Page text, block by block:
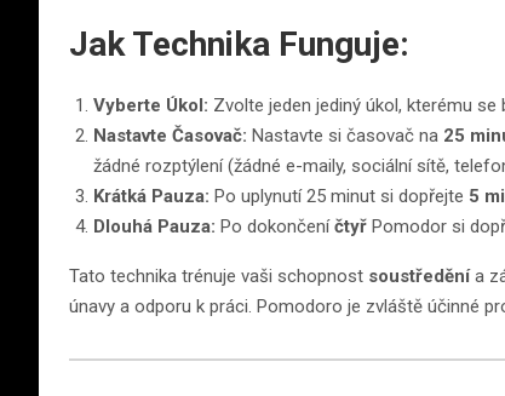
Jak Technika Funguje:
Vyberte Úkol: Zvolte jeden jediný úkol, kterému se
Nastavte Časovač: Nastavte si časovač na 25
žádné rozptýlení (žádné e-maily, sociální sítě,
Krátká Pauza: Po uplynutí 25 minut si dopřejte 5
Dlouhá Pauza: Po dokončeníčtyř Pomodor si
Tato technika trénuje vaši schopnost soustředěnía
únavy a odporu k práci. Pomodoro je zvláště účinné